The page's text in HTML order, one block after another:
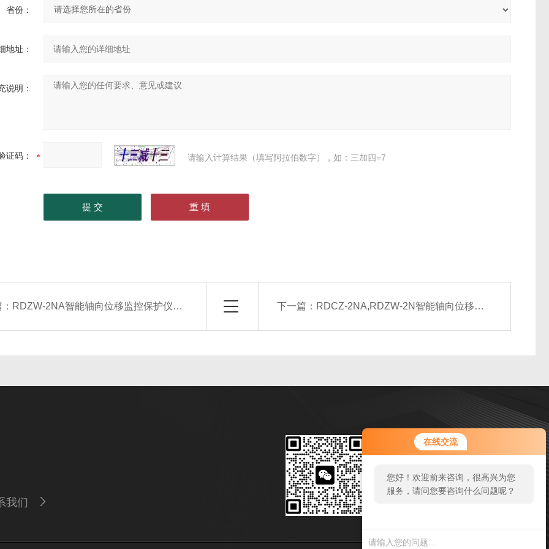
在线交流
您好！欢迎前来咨询，很高兴为您
服务，请问您要咨询什么问题呢？
省份：
地址：
说明：
证码： 请输入计算结果（填写阿拉伯数字），如：三加四=7
RDZW-2NA智能轴向位移监控保护仪（生产厂家） 下一篇： RDCZ-2NA,RDZW-2N智能轴向位移监控保护仪（生产厂家）
我们
微信扫一扫
传真：86-0550-7311970